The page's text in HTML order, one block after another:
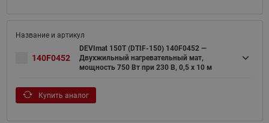
140F0452
DEVImat 150T (DTIF-150) 140F0452 —
Двухжильный нагревательный мат,
мощность 750 Вт при 230 В, 0,5 х 10 м
Купить аналог